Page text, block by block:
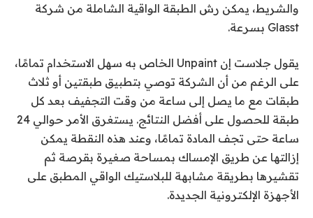
والشريط، يمكن رش الطبقة الواقية الشاملة من شركة
Glasst بسرعة.
يقول جلاست إن Unpaint الخاص به سهل الاستخدام تمامًا،
على الرغم من أن الشركة توصي بتطبيق طبقتين أو ثلاث
طبقات مع ما يصل إلى ساعة من وقت التجفيف بعد كل
طبقة للحصول على أفضل النتائج. يستغرق الأمر حوالي 24
ساعة حتى تجف المادة تمامًا، وعند هذه النقطة يمكن
إزالتها عن طريق الإمساك بمساحة صغيرة بقرصة ثم
تقشيرها بطريقة مشابهة للبلاستيك الواقي المطبق على
الأجهزة الإلكترونية الجديدة.